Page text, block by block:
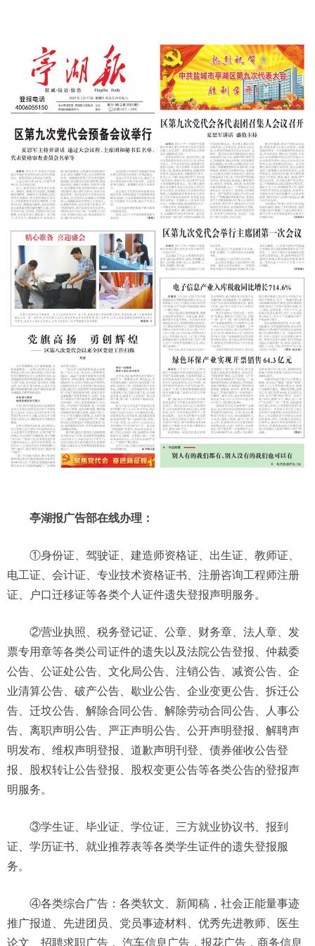
亭湖报广告部在线办理：
①身份证、驾驶证、建造师资格证、出生证、教师证、
电工证、会计证、专业技术资格证书、注册咨询工程师注册
证、户口迁移证等各类个人证件遗失登报声明服务。
②营业执照、税务登记证、公章、财务章、法人章、发
票专用章等各类公司证件的遗失以及法院公告登报、仲裁委
公告、公证处公告、文化局公告、注销公告、减资公告、企
业清算公告、破产公告、歇业公告、企业变更公告、拆迁公
告、迁坟公告、解除合同公告、解除劳动合同公告、人事公
告、离职声明公告、严正声明公告、公开声明登报、解聘声
明发布、维权声明登报、道歉声明刊登、债券催收公告登
报、股权转让公告登报、股权变更公告等各类公告的登报声
明服务。
③学生证、毕业证、学位证、三方就业协议书、报到
证、学历证书、就业推荐表等各类学生证件的遗失登报服
务。
④各类综合广告：各类软文、新闻稿，社会正能量事迹
推广报道、先进团员、党员事迹材料、优秀先进教师、医生
论文、招聘求职广告， 汽车信息广告，报花广告，商务信息